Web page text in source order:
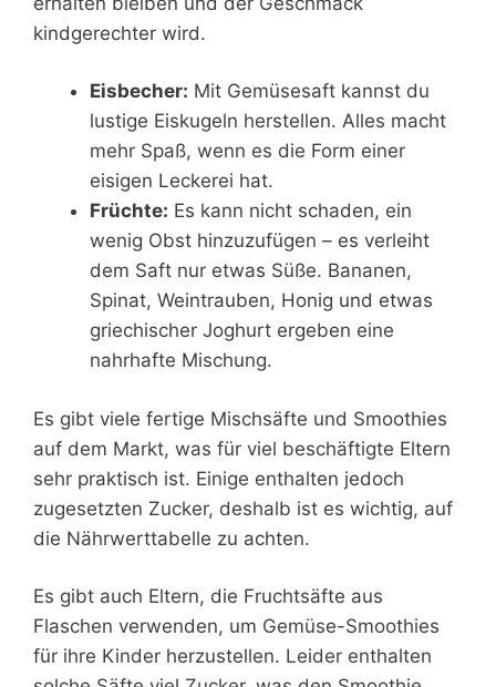
kindgerechter wird.
Eisbecher: Mit Gemüsesaft kannst du
lustige Eiskugeln herstellen. Alles macht
mehr Spaß, wenn es die Form einer
eisigen Leckerei hat.
Früchte: Es kann nicht schaden, ein
wenig Obst hinzuzufügen – es verleiht
dem Saft nur etwas Süße. Bananen,
Spinat, Weintrauben, Honig und etwas
griechischer Joghurt ergeben eine
nahrhafte Mischung.
Es gibt viele fertige Mischsäfte und Smoothies
auf dem Markt, was für viel beschäftigte Eltern
sehr praktisch ist. Einige enthalten jedoch
zugesetzten Zucker, deshalb ist es wichtig, auf
die Nährwerttabelle zu achten.
Es gibt auch Eltern, die Fruchtsäfte aus
Flaschen verwenden, um Gemüse-Smoothies
für ihre Kinder herzustellen. Leider enthalten